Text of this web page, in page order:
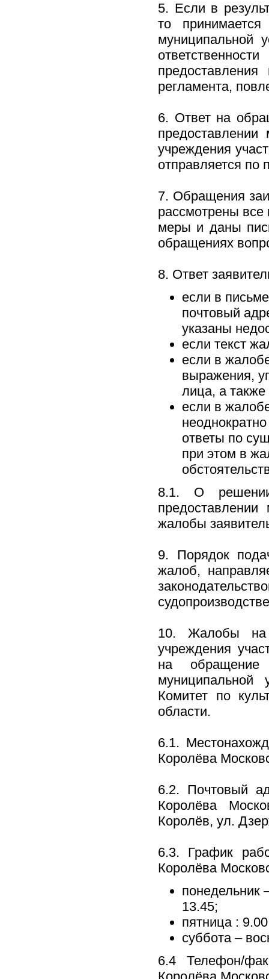
5. Если в
то
муниципальной
регламента,
6. Ответ на
предоставлении
учреждения
отправляется по
7. Обращения
рассмотрены
меры и даны
обращениях
8. Ответ
если в
почтовый
указаны
если текст
если в
выражения,
лица, а также
если в
ответы по
при этом в
8.1. О решении
жалобы
9. Порядок
жалоб,
10. Жалобы на
учреждения
на обращение
Комитет по
области.
6.1.
Королёва
6.2. Почтовый
Королёва
Королёв, ул.
6.3. График
Королёва
понедельник
13.45;
пятница :
суббота –
6.4 Телефон/